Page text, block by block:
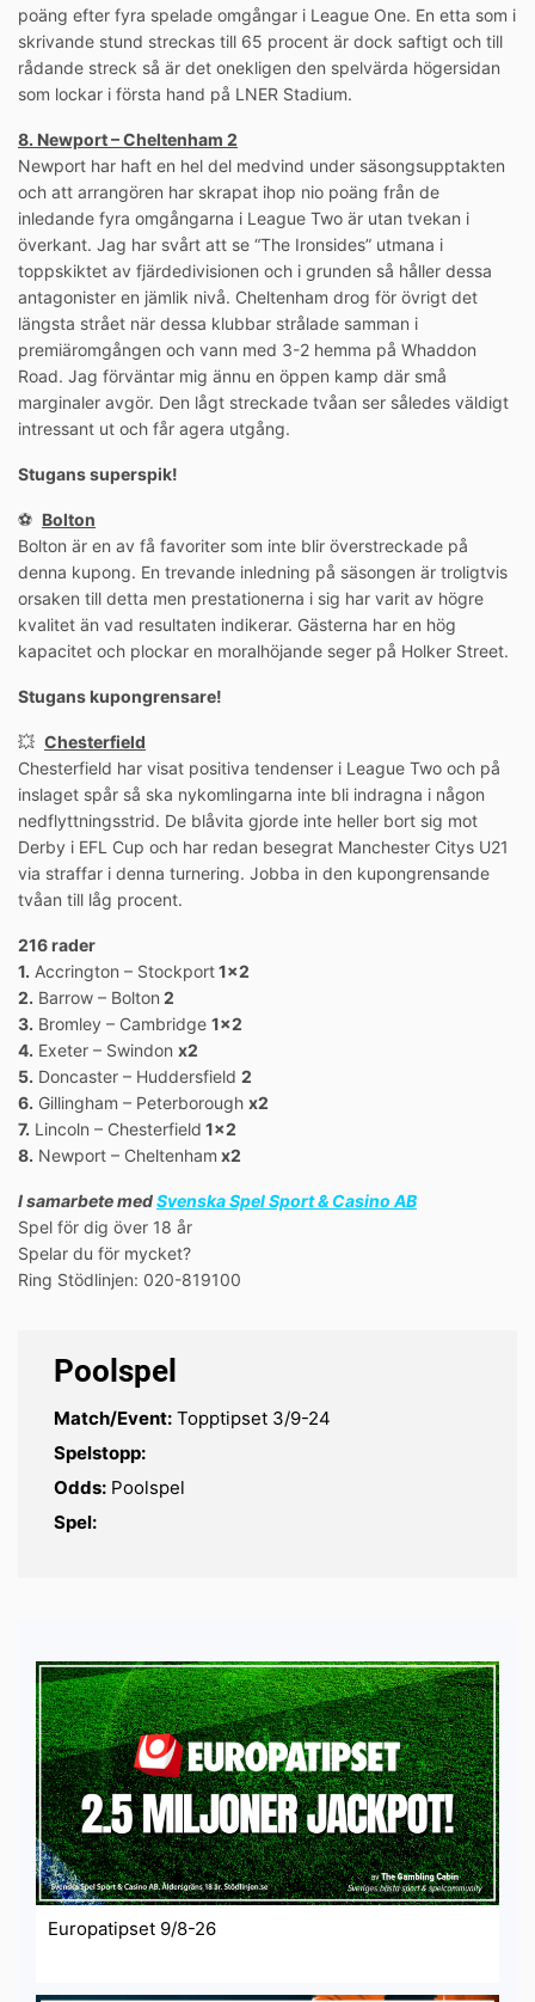
Poolspel
Match/Event: Topptipset 3/9-24
Spelstopp:
Odds: Poolspel
Spel:
poäng efter fyra spelade omgångar i League One. En etta som i
skrivande stund streckas till 65 procent är dock saftigt och till
rådande streck så är det onekligen den spelvärda högersidan
som lockar i första hand på LNER Stadium.
8. Newport – Cheltenham 2
Newport har haft en hel del medvind under säsongsupptakten
och att arrangören har skrapat ihop nio poäng från de
inledande fyra omgångarna i League Two är utan tvekan i
överkant. Jag har svårt att se “The Ironsides” utmana i
toppskiktet av fjärdedivisionen och i grunden så håller dessa
antagonister en jämlik nivå. Cheltenham drog för övrigt det
längsta strået när dessa klubbar strålade samman i
premiäromgången och vann med 3-2 hemma på Whaddon
Road. Jag förväntar mig ännu en öppen kamp där små
marginaler avgör. Den lågt streckade tvåan ser således väldigt
intressant ut och får agera utgång.
Stugans superspik!
⚽️ Bolton
Bolton är en av få favoriter som inte blir överstreckade på
denna kupong. En trevande inledning på säsongen är troligtvis
orsaken till detta men prestationerna i sig har varit av högre
kvalitet än vad resultaten indikerar. Gästerna har en hög
kapacitet och plockar en moralhöjande seger på Holker Street.
Stugans kupongrensare!
💥 Chesterfield
Chesterfield har visat positiva tendenser i League Two och på
inslaget spår så ska nykomlingarna inte bli indragna i någon
nedflyttningsstrid. De blåvita gjorde inte heller bort sig mot
Derby i EFL Cup och har redan besegrat Manchester Citys U21
via straffar i denna turnering. Jobba in den kupongrensande
tvåan till låg procent.
216 rader
1. Accrington – Stockport1×2
2. Barrow – Bolton 2
3. Bromley – Cambridge 1×2
4. Exeter – Swindon x2
5. Doncaster – Huddersfield 2
6. Gillingham – Peterborough x2
7. Lincoln – Chesterfield 1×2
8. Newport – Cheltenham x2
I samarbete medSvenska Spel Sport & Casino AB
Spel för dig över 18 år
Spelar du för mycket?
Ring Stödlinjen: 020-819100
Europatipset 9/8-26